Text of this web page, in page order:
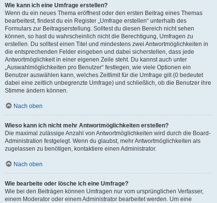
Wie kann ich eine Umfrage erstellen?
Wenn du ein neues Thema eröffnest oder den ersten Beitrag eines Themas
bearbeitest, findest du ein Register „Umfrage erstellen“ unterhalb des
Formulars zur Beitragserstellung. Solltest du diesen Bereich nicht sehen
können, so hast du wahrscheinlich nicht die Berechtigung, Umfragen zu
erstellen. Du solltest einen Titel und mindestens zwei Antwortmöglichkeiten in
die entsprechenden Felder eingeben und dabei sicherstellen, dass jede
Antwortmöglichkeit in einer eigenen Zeile steht. Du kannst auch unter
„Auswahlmöglichkeiten pro Benutzer“ festlegen, wie viele Optionen ein
Benutzer auswählen kann, welches Zeitlimit für die Umfrage gilt (0 bedeutet
dabei eine zeitlich unbegrenzte Umfrage) und schließlich, ob die Benutzer ihre
Stimme ändern können.
Nach oben
Wieso kann ich nicht mehr Antwortmöglichkeiten erstellen?
Die maximal zulässige Anzahl von Antwortmöglichkeiten wird durch die Board-
Administration festgelegt. Wenn du glaubst, mehr Antwortmöglichkeiten als
zugelassen zu benötigen, kontaktiere einen Administrator.
Nach oben
Wie bearbeite oder lösche ich eine Umfrage?
Wie bei den Beiträgen können Umfragen nur vom ursprünglichen Verfasser,
einem Moderator oder einem Administrator bearbeitet werden. Um eine